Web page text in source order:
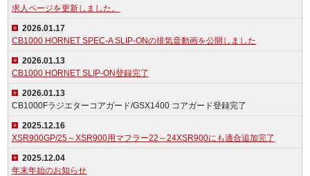
求人ページを更新しました。
2026.01.17
CB1000 HORNET SPEC-A SLIP-ONの排気音動画を公開しました
2026.01.13
CB1000 HORNET SLIP-ON登録完了
2026.01.13
CB1000Fラジエターコアガード/GSX1400 コアガード登録完了
2025.12.16
XSR900GP/25～XSR900用マフラー22～24XSR900にも適合追加完了
2025.12.04
年末年始のお知らせ